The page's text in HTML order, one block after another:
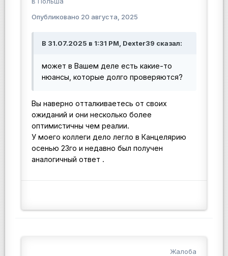
Опубликовано 20 августа, 2025
В 31.07.2025 в 1:31 PM, Dexter39 сказал:
может в Вашем деле есть какие-то
нюансы, которые долго проверяются?
Вы наверно отталкиваетесь от своих
ожиданий и они несколько более
оптимистичны чем реалии.
У моего коллеги дело легло в Канцелярию
осенью 23го и недавно был получен
аналогичный ответ .
Жалоба